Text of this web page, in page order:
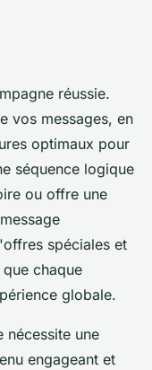
réussie.
vos messages, en
optimaux pour
séquence logique
ou offre une
spéciales et
chaque
globale.
nécessite une
engageant et